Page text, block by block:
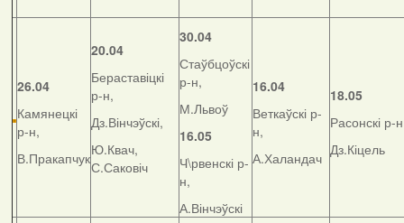
26.04
Камянецкі
р-н,
В.Пракапчук
20.04
Бераставіцкі
р-н,
Дз.Вінчэўскі,
Ю.Квач,
С.Саковіч
30.04
Стаўбцоўскі
р-н,
М.Львоў
16.05
Ч\рвенскі р-
н,
А.Вінчэўскі
16.04
Веткаўскі р-
н,
А.Халандач
18.05
Расонскі р-
Дз.Кіцель